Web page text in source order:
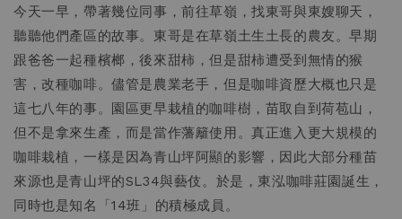
今天一早，帶著幾位同事，前往草嶺，找東哥與東嫂聊天，
聽聽他們產區的故事。東哥是在草嶺土生土長的農友。早期
跟爸爸一起種檳榔，後來甜柿，但是甜柿遭受到無情的猴
害，改種咖啡。儘管是農業老手，但是咖啡資歷大概也只是
這七八年的事。園區更早栽植的咖啡樹，苗取自到荷苞山，
但不是拿來生產，而是當作藩籬使用。真正進入更大規模的
咖啡栽植，一樣是因為青山坪阿顯的影響，因此大部分種苗
來源也是青山坪的SL34與藝伎。於是，東泓咖啡莊園誕生，
同時也是知名「14班」的積極成員。